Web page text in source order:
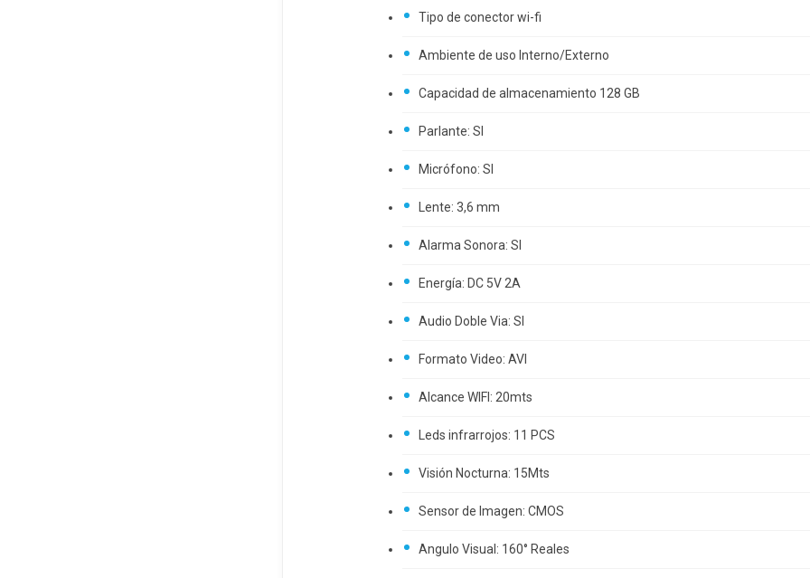
Tipo de conector wi-fi
Ambiente de uso Interno/Externo
Capacidad de almacenamiento 128 GB
Parlante: SI
Micrófono: SI
Lente: 3,6 mm
Alarma Sonora: SI
Energía: DC 5V 2A
Audio Doble Via: SI
Formato Video: AVI
Alcance WIFI: 20mts
Leds infrarrojos: 11 PCS
Visión Nocturna: 15Mts
Sensor de Imagen: CMOS
Angulo Visual: 160° Reales